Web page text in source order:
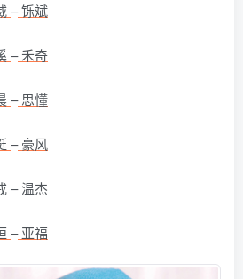
–铄斌
–禾奇
–思懂
–豪风
–温杰
–亚福